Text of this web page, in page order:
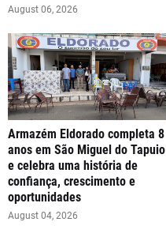
August 06, 2026
Armazém Eldorado completa 8
anos em São Miguel do Tapuio
e celebra uma história de
confiança, crescimento e
oportunidades
August 04, 2026